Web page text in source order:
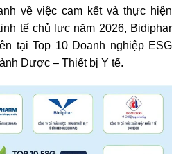
về việc cam kết và thực hiện
tế chủ lực năm 2026, Bidiphar
tại Top 10 Doanh nghiệp ESG
Dược – Thiết bị Y tế.